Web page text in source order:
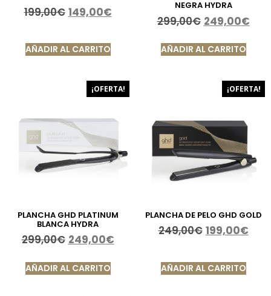
199,00€ 149,00€
AÑADIR AL CARRITO
NEGRA HYDRA
299,00€ 249,00€
AÑADIR AL CARRITO
¡OFERTA!
PLANCHA GHD PLATINUM
BLANCA HYDRA
299,00€ 249,00€
AÑADIR AL CARRITO
¡OFERTA!
PLANCHA DE PELO GHD GOLD
249,00€ 199,00€
AÑADIR AL CARRITO